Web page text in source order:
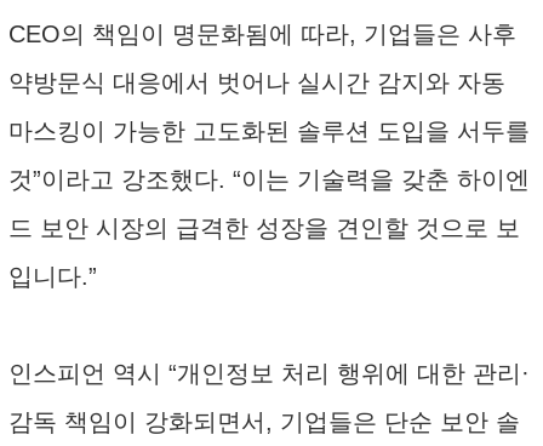
CEO의 책임이 명문화됨에 따라, 기업들은 사후
약방문식 대응에서 벗어나 실시간 감지와 자동
마스킹이 가능한 고도화된 솔루션 도입을 서두를
것”이라고 강조했다. “이는 기술력을 갖춘 하이엔
드 보안 시장의 급격한 성장을 견인할 것으로 보
입니다.”
인스피언 역시 “개인정보 처리 행위에 대한 관리·
감독 책임이 강화되면서, 기업들은 단순 보안 솔